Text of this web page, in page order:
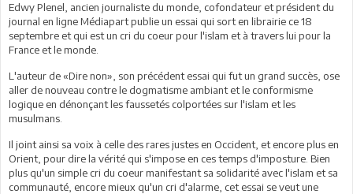
Edwy Plenel, ancien journaliste du monde, cofondateur et président du
journal en ligne Médiapart publie un essai qui sort en librairie ce 18
septembre et qui est un cri du coeur pour l'islam et à travers lui pour la
France et le monde.
L'auteur de «Dire non», son précédent essai qui fut un grand succès, ose
aller de nouveau contre le dogmatisme ambiant et le conformisme
logique en dénonçant les faussetés colportées sur l'islam et les
musulmans.
Il joint ainsi sa voix à celle des rares justes en Occident, et encore plus en
Orient, pour dire la vérité qui s'impose en ces temps d'imposture. Bien
plus qu'un simple cri du coeur manifestant sa solidarité avec l'islam et sa
communauté, encore mieux qu'un cri d'alarme, cet essai se veut une